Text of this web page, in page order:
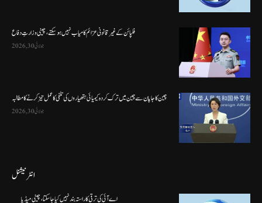
فلپائن کے غیر قانونی عزائم کامیاب نہیں ہو سکتے ، چینی وزارتِ دفاع
جولائی 30, 2026
چین کا جاپان سے چین میں ترک کردہ کیمیائی ہتھیاروں کی تلفی کا عمل تیز کرنے کا مطالبہ
جولائی 30, 2026
انٹرنیشنل
اے آئی کی ترقی کا راستہ بند نہیں کیا جا سکتا، چینی میڈیا